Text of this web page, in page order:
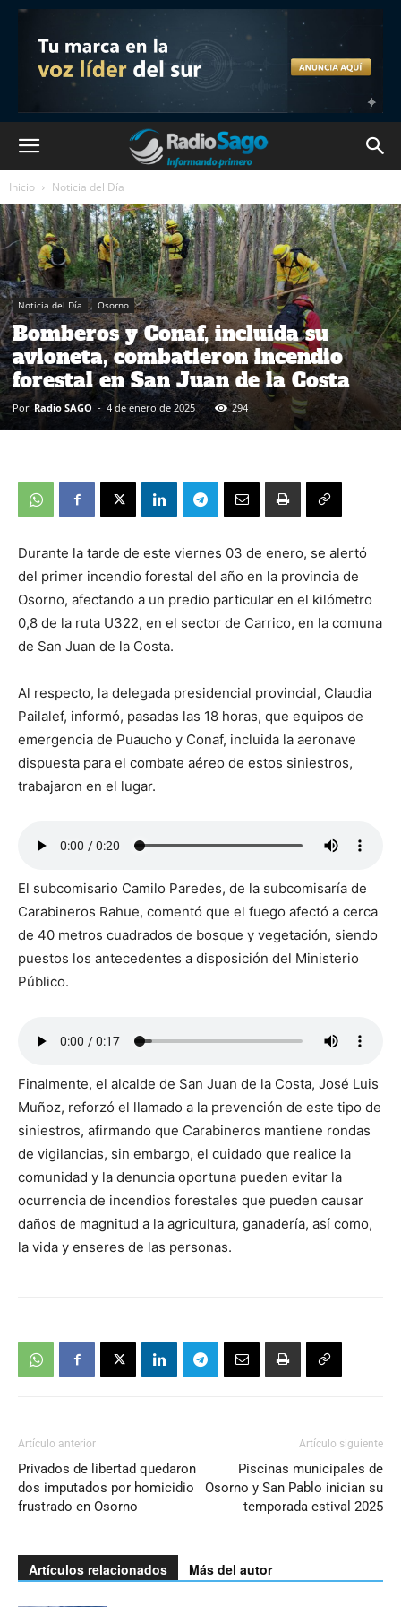
Inicio Noticia del Día
Noticia del Día Osorno
Bomberos y Conaf, incluida su
avioneta, combatieron incendio
forestal en San Juan de la Costa
Por Radio SAGO - 4 de enero de 2025 294
Durante la tarde de este viernes 03 de enero, se alertó
del primer incendio forestal del año en la provincia de
Osorno, afectando a un predio particular en el kilómetro
0,8 de la ruta U322, en el sector de Carrico, en la comuna
de San Juan de la Costa.
Al respecto, la delegada presidencial provincial, Claudia
Pailalef, informó, pasadas las 18 horas, que equipos de
emergencia de Puaucho y Conaf, incluida la aeronave
dispuesta para el combate aéreo de estos siniestros,
trabajaron en el lugar.
El subcomisario Camilo Paredes, de la subcomisaría de
Carabineros Rahue, comentó que el fuego afectó a cerca
de 40 metros cuadrados de bosque y vegetación, siendo
puestos los antecedentes a disposición del Ministerio
Público.
Finalmente, el alcalde de San Juan de la Costa, José Luis
Muñoz, reforzó el llamado a la prevención de este tipo de
siniestros, afirmando que Carabineros mantiene rondas
de vigilancias, sin embargo, el cuidado que realice la
comunidad y la denuncia oportuna pueden evitar la
ocurrencia de incendios forestales que pueden causar
daños de magnitud a la agricultura, ganadería, así como,
la vida y enseres de las personas.
Artículo anterior
Privados de libertad quedaron
dos imputados por homicidio
frustrado en Osorno
Artículo siguiente
Piscinas municipales de
Osorno y San Pablo inician su
temporada estival 2025
Artículos relacionados Más del autor